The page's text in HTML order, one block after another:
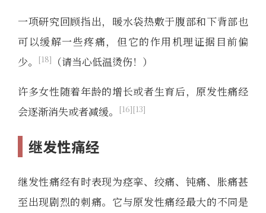
一项研究回顾指出，暖水袋热敷于腹部和下背部也
可以缓解一些疼痛，但它的作用机理证据目前偏
少。
18
（请当心低温烫伤！）
许多女性随着年龄的增长或者生育后，原发性痛经
会逐渐消失或者减缓。
16 13
继发性痛经
继发性痛经有时表现为痉挛、绞痛、钝痛、胀痛甚
至出现剧烈的刺痛。它与原发性痛经最大的不同是